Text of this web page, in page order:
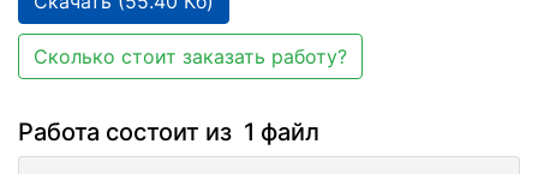
Сколько стоит заказать работу?
Работа состоит из 1 файл